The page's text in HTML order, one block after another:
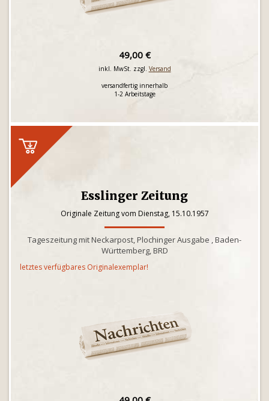
49,00 €
inkl. MwSt. zzgl. Versand
versandfertig innerhalb
1-2 Arbeitstage
Esslinger Zeitung
Originale Zeitung vom Dienstag, 15.10.1957
Tageszeitung mit Neckarpost, Plochinger Ausgabe , Baden-
Württemberg, BRD
letztes verfügbares Originalexemplar!